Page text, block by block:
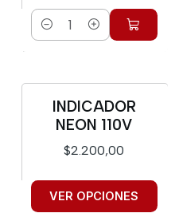
Cantidad
INDICADOR
NEON 110V
$2.200,00
VER OPCIONES